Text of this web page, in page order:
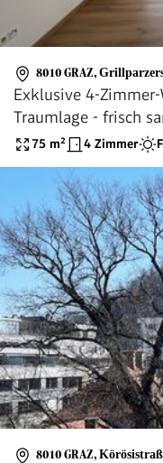
8010 GRAZ,
Exklusive 4-
Traumlage - frisch
75 m² 4 Zimmer
8010 GRAZ,